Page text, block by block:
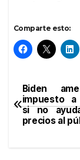
Comparte esto:
de
Biden
impuesto
si no
precios al